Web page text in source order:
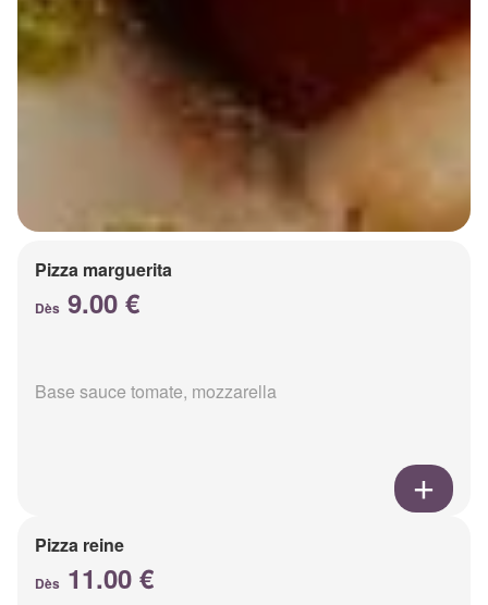
Pizza marguerita
Dès 9.00 €
Base sauce tomate, mozzarella
Pizza reine
Dès 11.00 €